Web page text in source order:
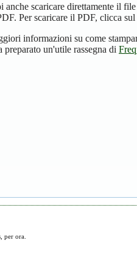
anche scaricare direttamente il
Per scaricare il PDF, clicca
informazioni su come
preparato un'utile rassegna di
per ora.